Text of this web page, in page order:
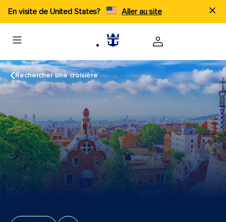
En visite de United States? Aller au site
Rechercher une croisière